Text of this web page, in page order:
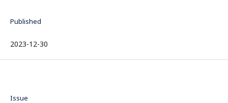
Published
2023-12-30
Issue